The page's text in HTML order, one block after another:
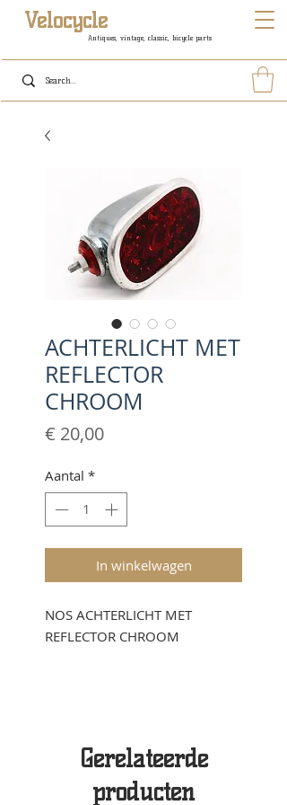
Antiques, vintage, classic, bicycle parts
Velocycle
ACHTERLICHT MET
REFLECTOR
CHROOM
€ 20,00Prijs
Aantal *
In winkelwagen
NOS ACHTERLICHT MET
REFLECTOR CHROOM
Gerelateerde
producten